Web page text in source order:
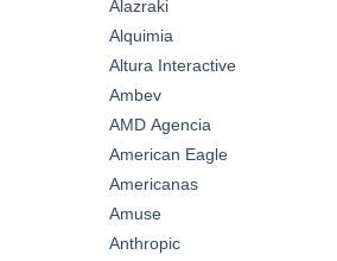
Alazraki
Alquimia
Altura Interactive
Ambev
AMD Agencia
American Eagle
Americanas
Amuse
Anthropic